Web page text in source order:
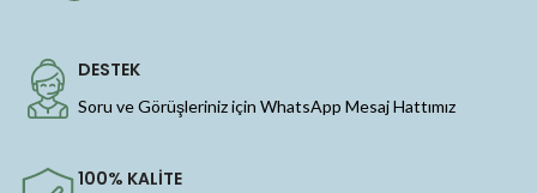
DESTEK
Soru ve Görüşleriniz için WhatsApp Mesaj Hattımız
100% KALİTE